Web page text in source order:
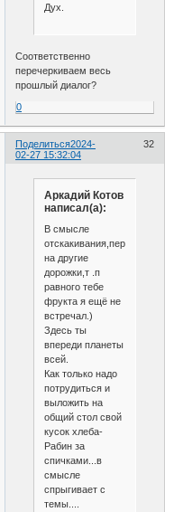
Дух.
Соответственно
перечеркиваем весь
прошлый диалог?
0
Поделиться 32
2024-
02-27 15:32:04
Аркадий Котов
написал(а):
В смысле
отскакивания,переключения
на другие
дорожки,т .п
равного тебе
фрукта я ещё не
встречал.)
Здесь ты
впереди планеты
всей.
Как только надо
потрудиться и
выложить на
общий стол свой
кусок хлеба-
Рабин за
спичками...в
смысле
спрыгивает с
темы....